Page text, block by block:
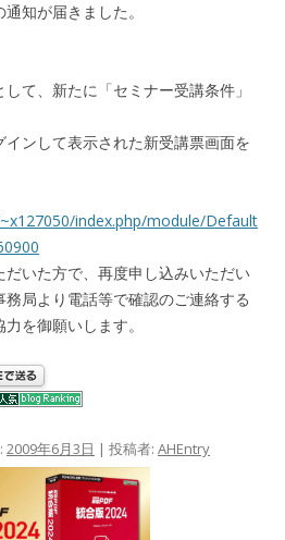
知が届きました。
して、新たに「セミナー受講条件」
インして表示された新受講票画面を
index.php/module/Default
だいた方で、再度申し込みいただい
局より電話等で確認のご連絡する
を御願いします。
2009年6月3日 | 投稿者: AHEntry